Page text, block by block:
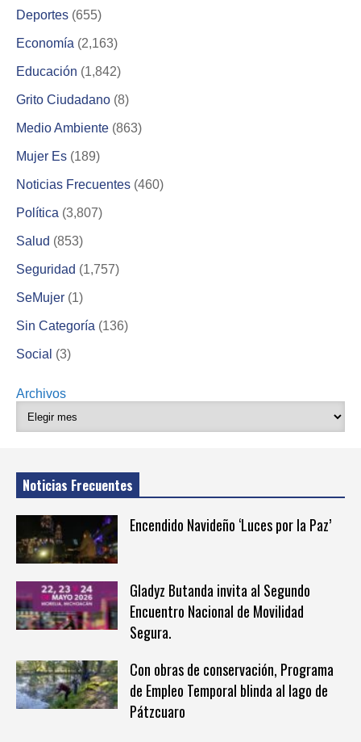
Deportes (655)
Economía (2,163)
Educación (1,842)
Grito Ciudadano (8)
Medio Ambiente (863)
Mujer Es (189)
Noticias Frecuentes (460)
Política (3,807)
Salud (853)
Seguridad (1,757)
SeMujer (1)
Sin Categoría (136)
Social (3)
Archivos
Noticias Frecuentes
Encendido Navideño ‘Luces por la Paz’
Gladyz Butanda invita al Segundo
Encuentro Nacional de Movilidad
Segura.
Con obras de conservación, Programa
de Empleo Temporal blinda al lago de
Pátzcuaro